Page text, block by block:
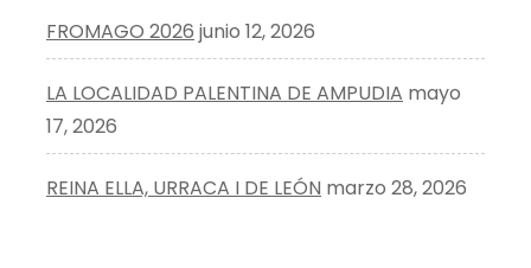
FROMAGO 2026 junio 12, 2026
LA LOCALIDAD PALENTINA DE AMPUDIA mayo
17, 2026
REINA ELLA, URRACA I DE LEÓN marzo 28, 2026